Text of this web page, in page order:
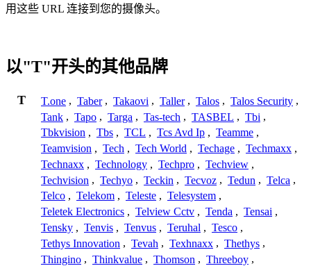
用这些 URL 连接到您的摄像头。
以"T"开头的其他品牌
T T.one , Taber , Takaovi , Taller , Talos , Talos Security ,
Tank , Tapo , Targa , Tas-tech , TASBEL , Tbi ,
Tbkvision , Tbs , TCL , Tcs Avd Ip , Teamme ,
Teamvision , Tech , Tech World , Techage , Techmaxx ,
Technaxx , Technology , Techpro , Techview ,
Techvision , Techyo , Teckin , Tecvoz , Tedun , Telca ,
Telco , Telekom , Teleste , Telesystem ,
Teletek Electronics , Telview Cctv , Tenda , Tensai ,
Tensky , Tenvis , Tenvus , Teruhal , Tesco ,
Tethys Innovation , Tevah , Texhnaxx , Thethys ,
Thingino , Thinkvalue , Thomson , Threeboy ,